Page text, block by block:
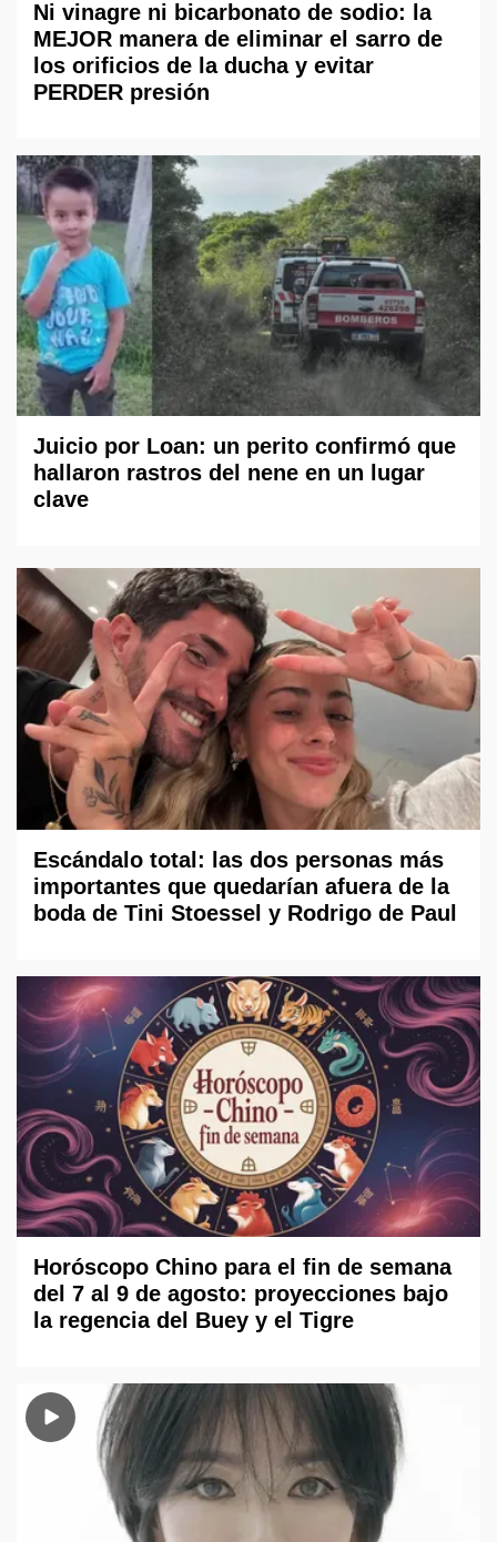
Ni vinagre ni bicarbonato de sodio: la
MEJOR manera de eliminar el sarro de
los orificios de la ducha y evitar
PERDER presión
Juicio por Loan: un perito confirmó que
hallaron rastros del nene en un lugar
clave
Escándalo total: las dos personas más
importantes que quedarían afuera de la
boda de Tini Stoessel y Rodrigo de Paul
Horóscopo Chino para el fin de semana
del 7 al 9 de agosto: proyecciones bajo
la regencia del Buey y el Tigre